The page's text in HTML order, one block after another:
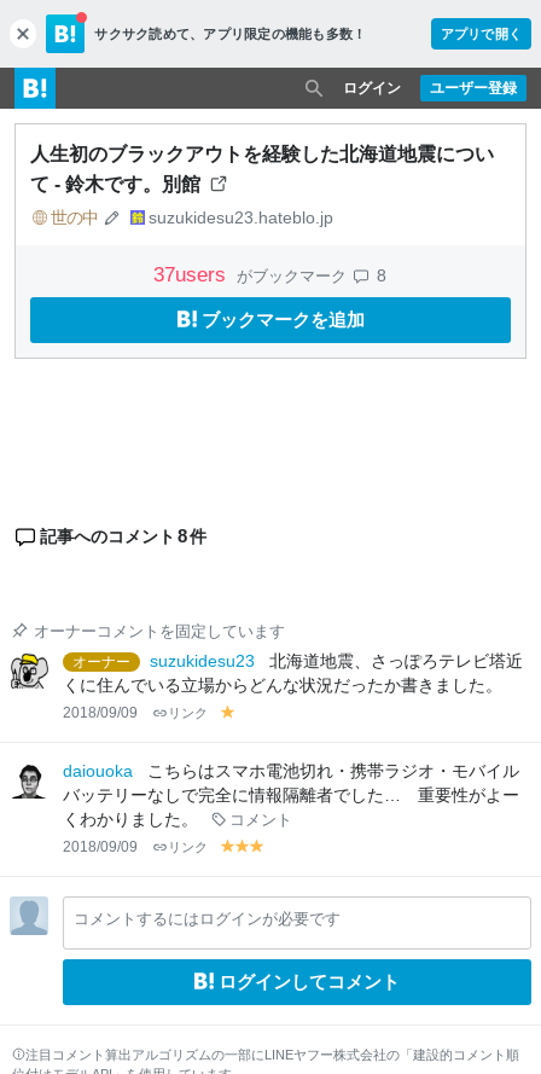
c
l
o
s
e
サクサク読めて、 アプリ限定の機能も多数！ アプリで開く
ユーザー登録
ログイン
人生初のブラックアウトを経験した北海道地震につい
て - 鈴木です。別館
世の中 suzukidesu23.hateblo.jp
37users がブックマーク 8
ブックマークを追加
記事へのコメント 8件
オーナーコメントを固定しています
オーナー
suzukidesu23
北海道地震、さっぽろテレビ塔近
くに住んでいる立場からどんな状況だったか書きました。
2018/09/09 リンク
lo
w
daiouoka
こちらはスマホ電池切れ・携帯ラジオ・モバイル
バッテリーなしで完全に情報隔離者でした… 重要性がよー
くわかりました。
コメント
2018/09/09 リンク
y
lo
w
y
lo
w
lo
w
コメントするにはログインが必要です
ログインしてコメント
注目コメント算出アルゴリズムの一部にLINEヤフー株式会社の「建設的コメント順